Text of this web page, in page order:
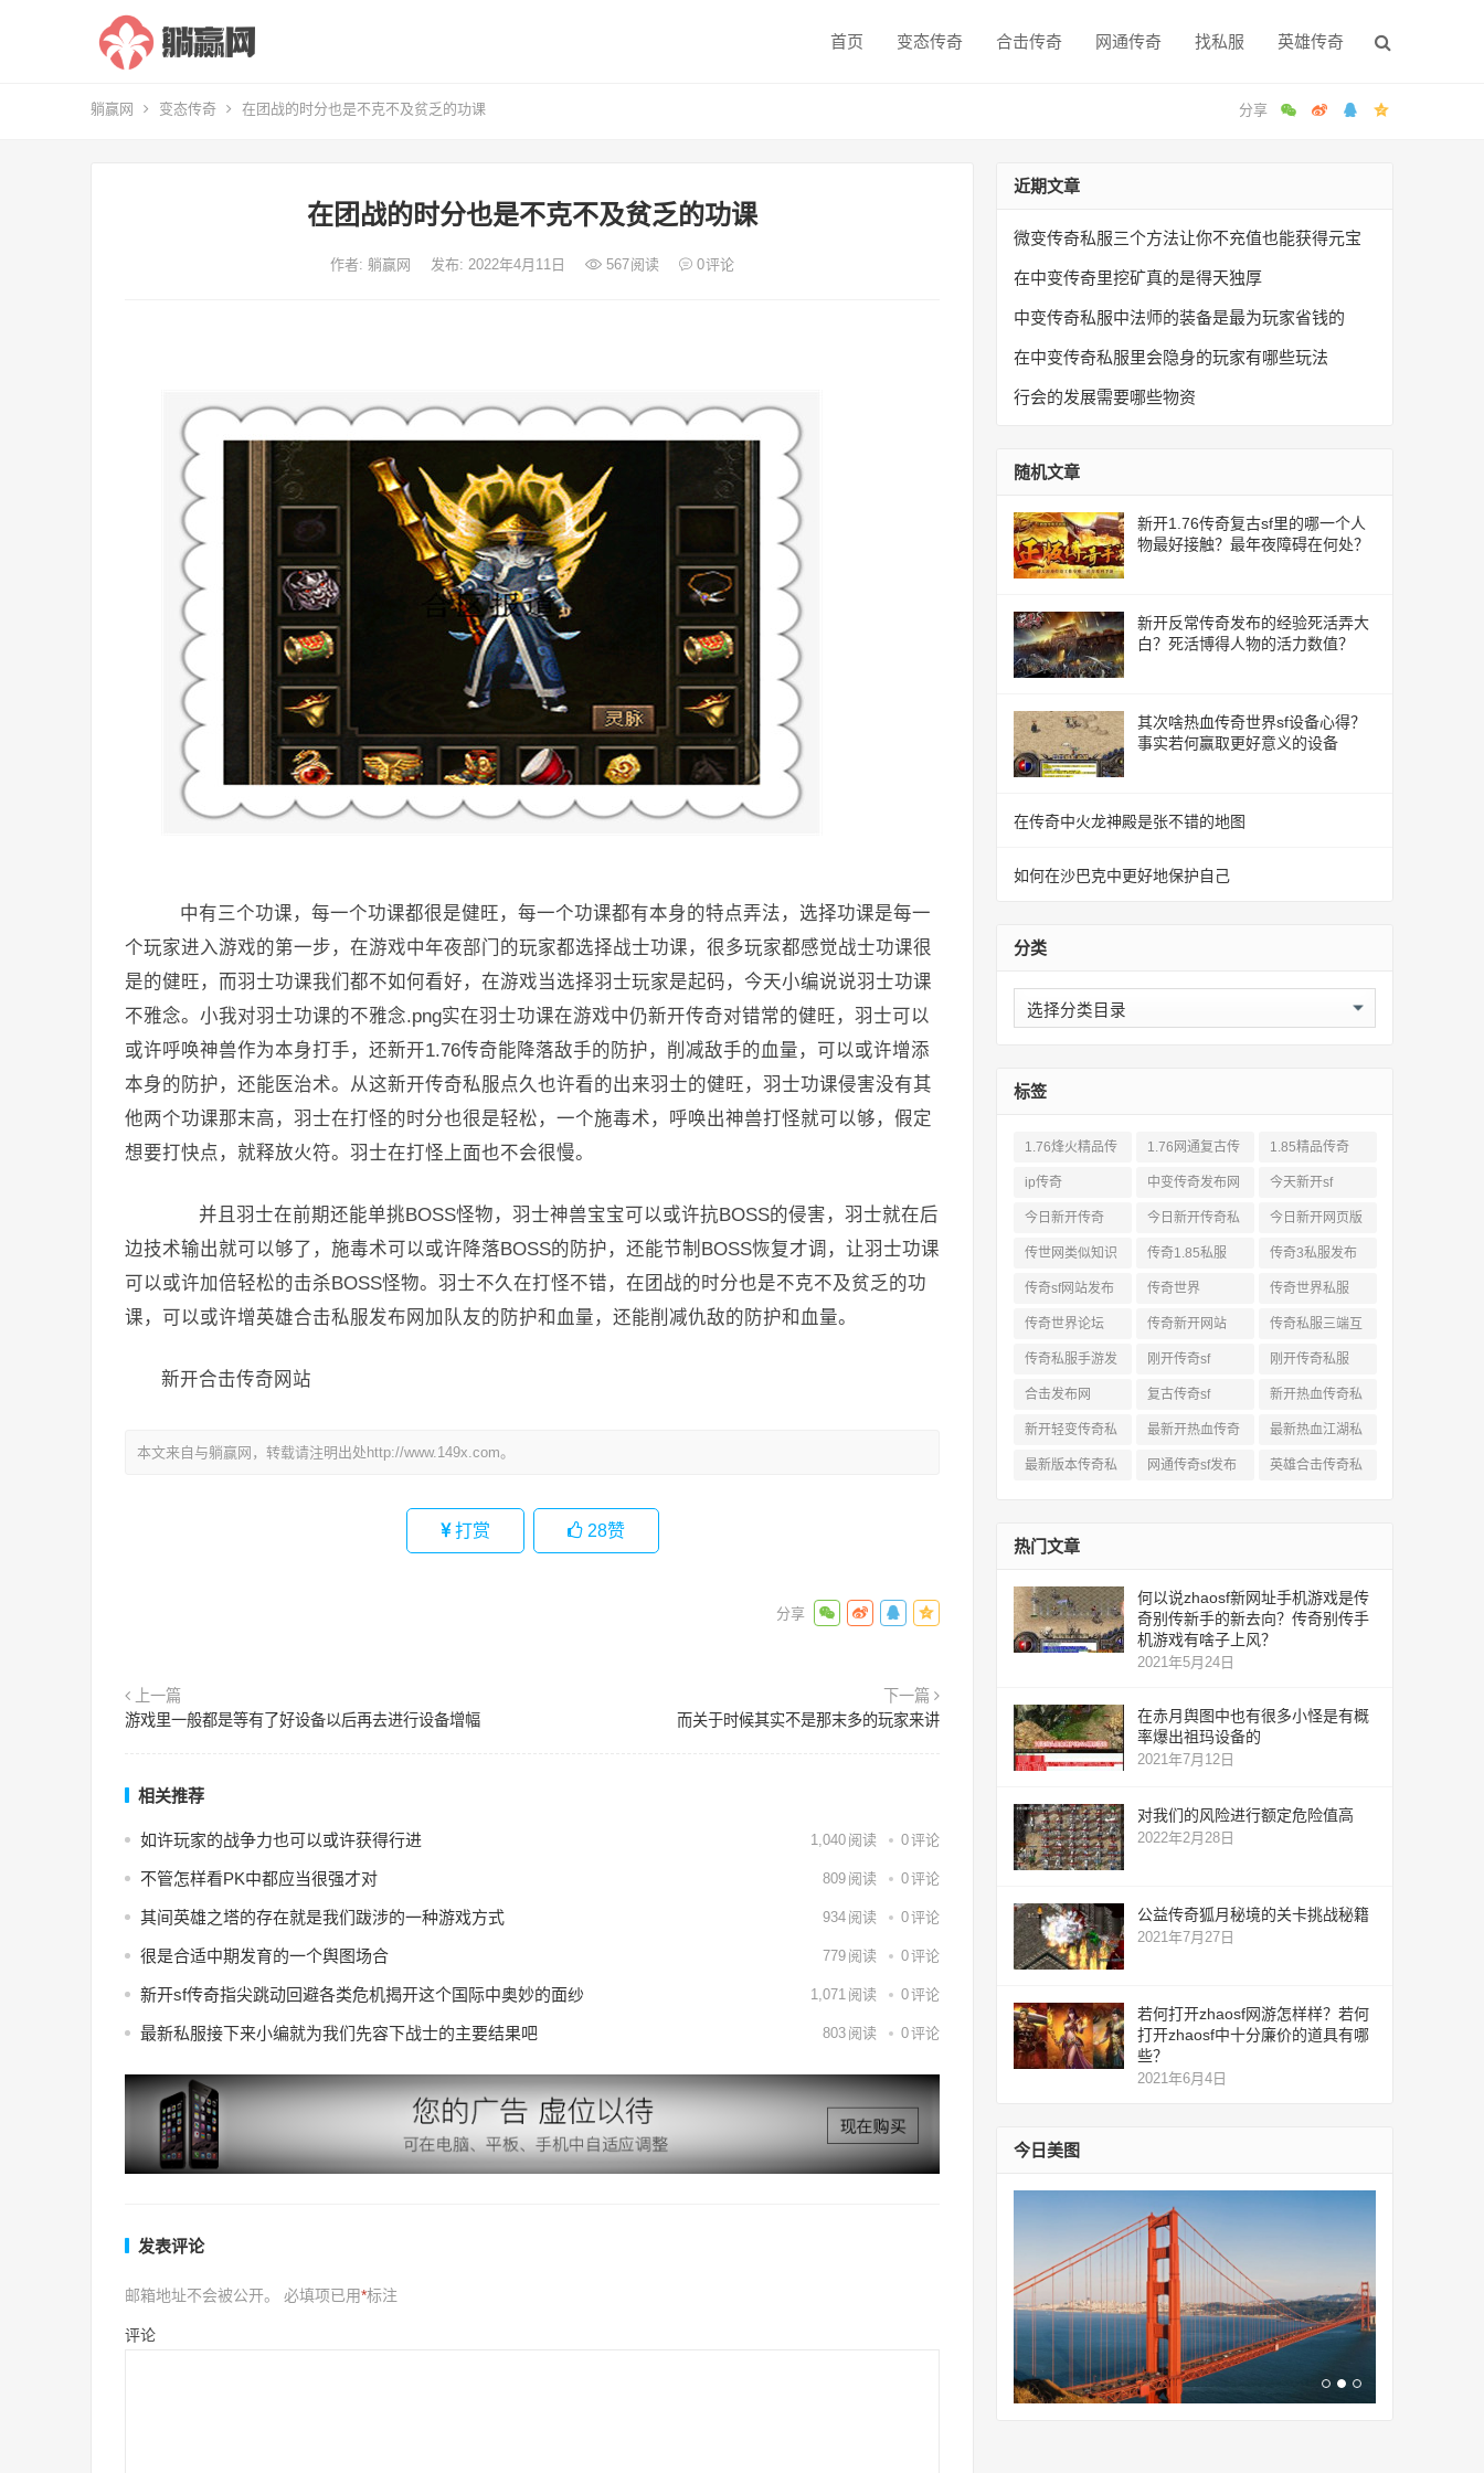
首页 变态传奇 合击传奇 网通传奇 找私服 英雄传奇
躺赢网 变态传奇 在团战的时分也是不克不及贫乏的功课
在团战的时分也是不克不及贫乏的功课
作者: 躺赢网 发布: 2022年4月11日 567阅读 0评论
中有三个功课，每一个功课都很是健旺，每一个功课都有本身的特点弄法，选择功课是每一
个玩家进入游戏的第一步，在游戏中年夜部门的玩家都选择战士功课，很多玩家都感觉战士功课很
是的健旺，而羽士功课我们都不如何看好，在游戏当选择羽士玩家是起码，今天小编说说羽士功课
不雅念。小我对羽士功课的不雅念.png实在羽士功课在游戏中仍新开传奇对错常的健旺，羽士可以
或许呼唤神兽作为本身打手，还新开1.76传奇能降落敌手的防护，削减敌手的血量，可以或许增添
本身的防护，还能医治术。从这新开传奇私服点久也许看的出来羽士的健旺，羽士功课侵害没有其
他两个功课那末高，羽士在打怪的时分也很是轻松，一个施毒术，呼唤出神兽打怪就可以够，假定
想要打快点，就释放火符。羽士在打怪上面也不会很慢。
并且羽士在前期还能单挑BOSS怪物，羽士神兽宝宝可以或许抗BOSS的侵害，羽士就在后
边技术输出就可以够了，施毒术可以或许降落BOSS的防护，还能节制BOSS恢复才调，让羽士功课
可以或许加倍轻松的击杀BOSS怪物。羽士不久在打怪不错，在团战的时分也是不克不及贫乏的功
课，可以或许增英雄合击私服发布网加队友的防护和血量，还能削减仇敌的防护和血量。
新开合击传奇网站
本文来自与躺赢网，转载请注明出处http://www.149x.com。
打赏 28赞
上一篇
游戏里一般都是等有了好设备以后再去进行设备增幅
下一篇
而关于时候其实不是那末多的玩家来讲
相关推荐
如许玩家的战争力也可以或许获得行进 1,040 阅读 0评论
不管怎样看PK中都应当很强才对 809 阅读 0评论
其间英雄之塔的存在就是我们跋涉的一种游戏方式 934 阅读 0评论
很是合适中期发育的一个舆图场合 779 阅读 0评论
新开sf传奇指尖跳动回避各类危机揭开这个国际中奥妙的面纱 1,071 阅读 0评论
最新私服接下来小编就为我们先容下战士的主要结果吧 803 阅读 0评论
发表评论
邮箱地址不会被公开。 必填项已用*标注
评论
近期文章
微变传奇私服三个方法让你不充值也能获得元宝
在中变传奇里挖矿真的是得天独厚
中变传奇私服中法师的装备是最为玩家省钱的
在中变传奇私服里会隐身的玩家有哪些玩法
行会的发展需要哪些物资
随机文章
新开1.76传奇复古sf里的哪一个人
物最好接触？最年夜障碍在何处？
新开反常传奇发布的经验死活弄大
白？死活博得人物的活力数值？
其次啥热血传奇世界sf设备心得？
事实若何赢取更好意义的设备
在传奇中火龙神殿是张不错的地图
如何在沙巴克中更好地保护自己
分类
分
类
标签
1.76烽火精品传
奇私服网站
1.76网通复古传
奇sf
1.85精品传奇
ip传奇 中变传奇发布网 今天新开sf
今日新开传奇
今日新开传奇私
服发布网
今日新开网页版
传奇
传世网类似知识 传奇1.85私服
传奇3私服发布
网站
传奇sf网站发布
网
传奇世界 传奇世界私服
传奇世界论坛 传奇新开网站
传奇私服三端互
通
传奇私服手游发
布网三端
刚开传奇sf 刚开传奇私服
合击发布网 复古传奇sf
新开热血传奇私
服网
新开轻变传奇私
服
最新开热血传奇
私服
最新热血江湖私
服
最新版本传奇私
网通传奇sf发布
英雄合击传奇私
热门文章
何以说zhaosf新网址手机游戏是传
奇别传新手的新去向？传奇别传手
机游戏有啥子上风？
2021年5月24日
在赤月舆图中也有很多小怪是有概
率爆出祖玛设备的
2021年7月12日
对我们的风险进行额定危险值高
2022年2月28日
公益传奇狐月秘境的关卡挑战秘籍
2021年7月27日
若何打开zhaosf网游怎样样？若何
打开zhaosf中十分廉价的道具有哪
些？
2021年6月4日
今日美图